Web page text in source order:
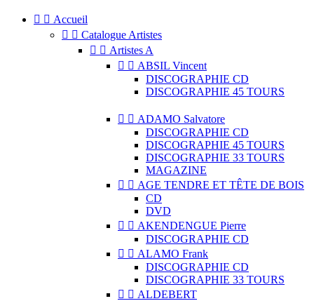
  Accueil
  Catalogue Artistes
  Artistes A
  ABSIL Vincent
DISCOGRAPHIE CD
DISCOGRAPHIE 45 TOURS
  ADAMO Salvatore
DISCOGRAPHIE CD
DISCOGRAPHIE 45 TOURS
DISCOGRAPHIE 33 TOURS
MAGAZINE
  AGE TENDRE ET TÊTE DE BOIS
CD
DVD
  AKENDENGUE Pierre
DISCOGRAPHIE CD
  ALAMO Frank
DISCOGRAPHIE CD
DISCOGRAPHIE 33 TOURS
  ALDEBERT